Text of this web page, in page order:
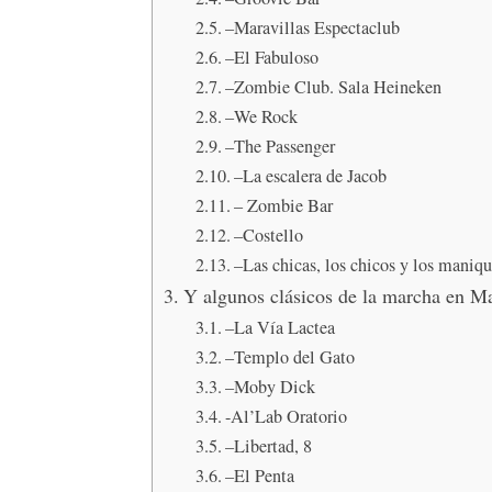
–Maravillas Espectaclub
–El Fabuloso
–Zombie Club. Sala Heineken
–We Rock
–The Passenger
–La escalera de Jacob
– Zombie Bar
–Costello
–Las chicas, los chicos y los
Y algunos clásicos de la marcha en
–La Vía Lactea
–Templo del Gato
–Moby Dick
-Al’Lab Oratorio
–Libertad, 8
–El Penta